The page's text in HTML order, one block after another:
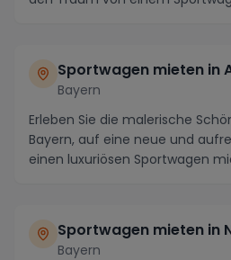
Sportwagen mieten in
Bayern
Erleben Sie die malerische
Bayern, auf eine neue und
einen luxuriösen Sportwagen
Sportwagen mieten in
Bayern